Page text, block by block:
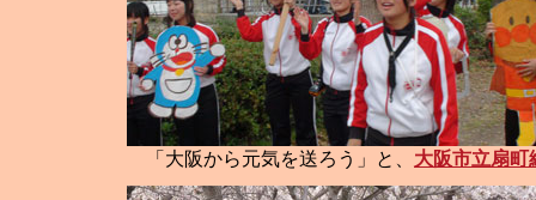
「大阪から元気を送ろう」と、 大阪市立扇町